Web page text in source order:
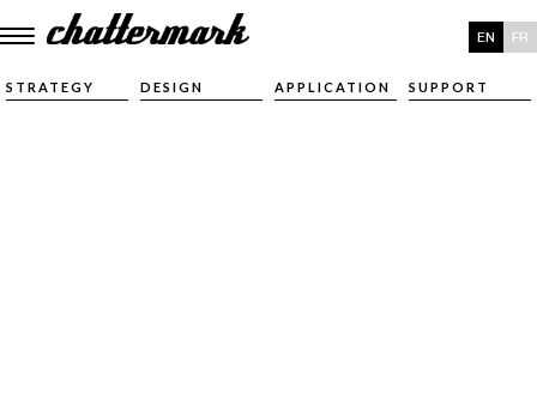
STRATEGY DESIGN APPLICATION SUPPORT
EN FR